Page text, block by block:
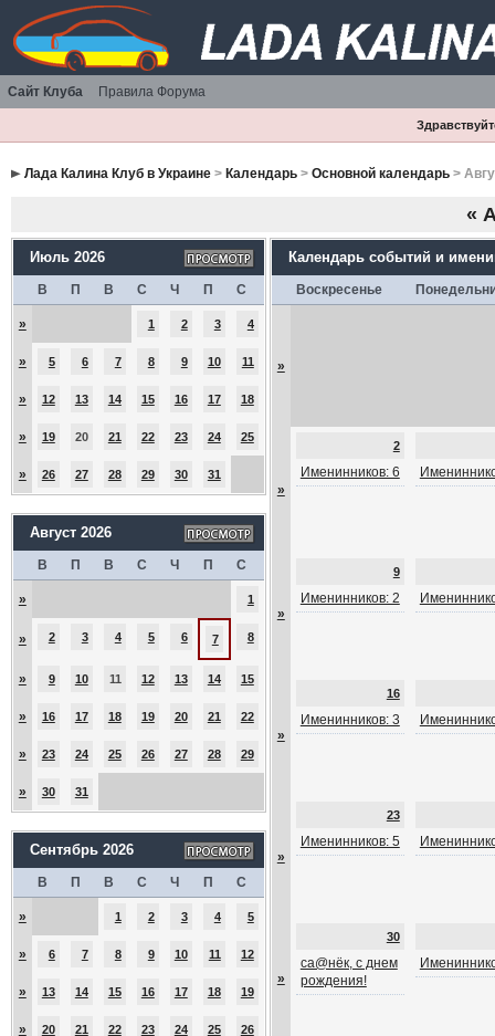
Сайт Клуба Правила Форума
Лада Калина Клуб в Украине> Календарь> Основной календарь>
«
Июль 2026
В П В С Ч П С
» 1 2 3 4
» 5 6 7 8 9 10 11
» 12 13 14 15 16 17 18
» 19 20 21 22 23 24 25
» 26 27 28 29 30 31
Август 2026
В П В С Ч П С
» 1
» 2 3 4 5 6 7 8
» 9 10 11 12 13 14 15
» 16 17 18 19 20 21 22
» 23 24 25 26 27 28 29
» 30 31
Сентябрь 2026
В П В С Ч П С
» 1 2 3 4 5
» 6 7 8 9 10 11 12
» 13 14 15 16 17 18 19
» 20 21 22 23 24 25 26
Календарь событий и
Воскресенье
»
»
2
Именинников: 6
»
9
Именинников: 2
»
16
Именинников: 3
»
23
Именинников: 5
»
30
са@нёк, с днем
рождения!